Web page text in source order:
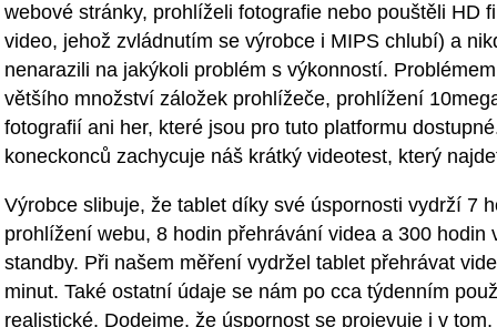
webové stránky, prohlíželi fotografie nebo pouštěli HD
video, jehož zvládnutím se výrobce i MIPS chlubí) a
nenarazili na jakýkoli problém s výkonností.
většího množství záložek prohlížeče, prohlížení
fotografií ani her, které jsou pro tuto platformu
koneckonců zachycuje náš krátký videotest, který
Výrobce slibuje, že tablet díky své úspornosti vydrží 7
prohlížení webu, 8 hodin přehrávání videa a 300 hodin
standby. Při našem měření vydržel tablet přehrávat
minut. Také ostatní údaje se nám po cca týdenním
realistické. Dodejme, že úspornost se projevuje i v